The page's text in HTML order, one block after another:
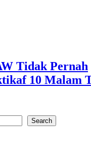
Tidak Pernah
10 Malam
Search